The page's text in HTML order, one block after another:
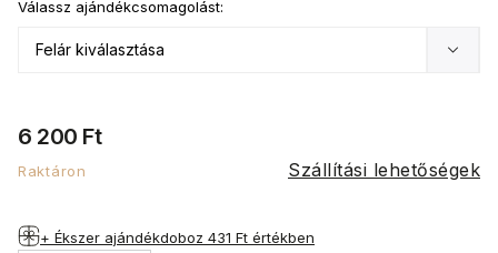
6 200 Ft
Raktáron Szállítási lehetőségek
Válassz ajándékcsomagolást:
+ Ékszer ajándékdoboz 431 Ft értékben